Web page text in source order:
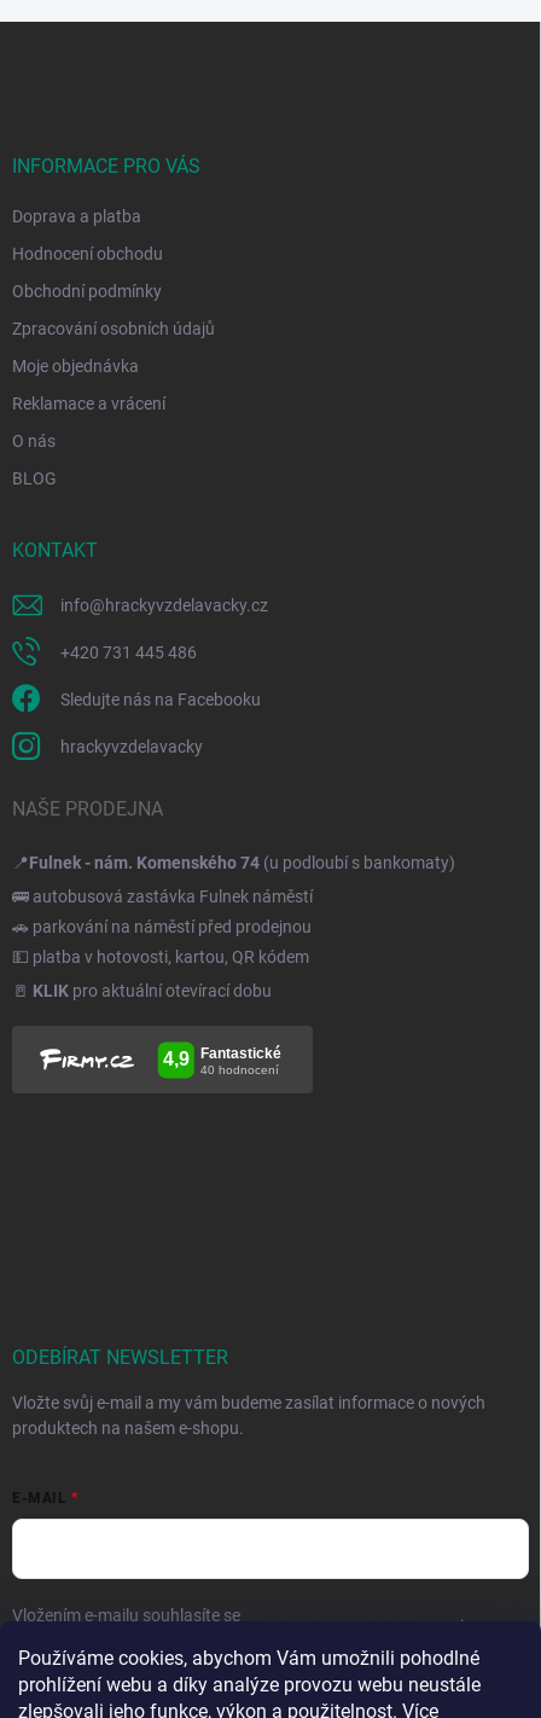
Používáme cookies, abychom Vám umožnili pohodlné
prohlížení webu a díky analýze provozu webu neustále
zlepšovali jeho funkce, výkon a použitelnost. Více
INFORMACE PRO VÁS
Doprava a platba
Hodnocení obchodu
Obchodní podmínky
Zpracování osobních údajů
Moje objednávka
Reklamace a vrácení
O nás
BLOG
KONTAKT
info@hrackyvzdelavacky.cz
+420 731 445 486
Sledujte nás na Facebooku
hrackyvzdelavacky
NAŠE PRODEJNA
📍Fulnek - nám. Komenského 74 (u podloubí s bankomaty)
🚌 autobusová zastávka Fulnek náměstí
🚗 parkování na náměstí před prodejnou
💵 platba v hotovosti, kartou, QR kódem
🚪 KLIK pro aktuální otevírací dobu
ODEBÍRAT NEWSLETTER
Vložte svůj e-mail a my vám budeme zasílat informace o nových
produktech na našem e-shopu.
E-MAIL
Vložením e-mailu souhlasíte se .
Přihlásit se